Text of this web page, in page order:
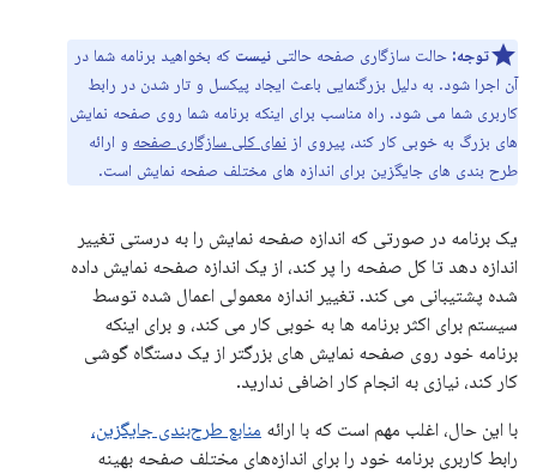
توجه: حالت سازگاری صفحه حالتی نیست که بخواهید برنامه شما در
آن اجرا شود. به دلیل بزرگنمایی باعث ایجاد پیکسل و تار شدن در رابط
کاربری شما می شود. راه مناسب برای اینکه برنامه شما روی صفحه نمایش
های بزرگ به خوبی کار کند، پیروی از نمای کلی سازگاری صفحه و ارائه
طرح بندی های جایگزین برای اندازه های مختلف صفحه نمایش است.
یک برنامه در صورتی که اندازه صفحه نمایش را به درستی تغییر
اندازه دهد تا کل صفحه را پر کند، از یک اندازه صفحه نمایش داده
شده پشتیبانی می کند. تغییر اندازه معمولی اعمال شده توسط
سیستم برای اکثر برنامه ها به خوبی کار می کند، و برای اینکه
برنامه خود روی صفحه نمایش های بزرگتر از یک دستگاه گوشی
کار کند، نیازی به انجام کار اضافی ندارید.
با این حال، اغلب مهم است که با ارائه منابع طرح‌بندی جایگزین،
رابط کاربری برنامه خود را برای اندازه‌های مختلف صفحه بهینه